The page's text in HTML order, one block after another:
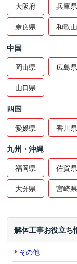
大阪府 兵庫県
奈良県 和歌
中国
岡山県 広島県
山口県
四国
愛媛県 香川県
九州・沖縄
福岡県 佐賀県
大分県 宮崎県
解体工事お役立ち
その他